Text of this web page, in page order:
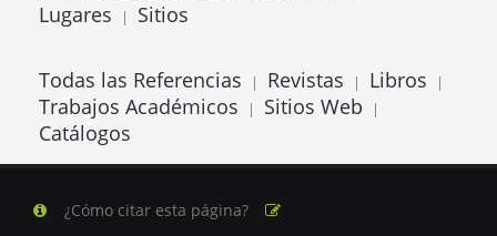
Lugares | Sitios
Todas las Referencias | Revistas | Libros |
Trabajos Académicos | Sitios Web |
Catálogos
¿Cómo citar esta página?